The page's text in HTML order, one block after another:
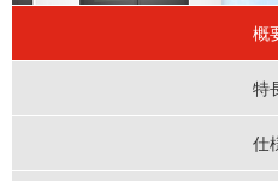
概
特
仕